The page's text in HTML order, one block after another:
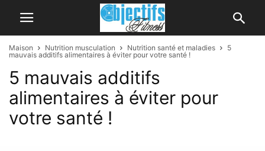
Maison Nutrition musculation Nutrition santé et maladies
5
mauvais additifs alimentaires à éviter pour votre santé !
5 mauvais additifs
alimentaires à éviter pour
votre santé !